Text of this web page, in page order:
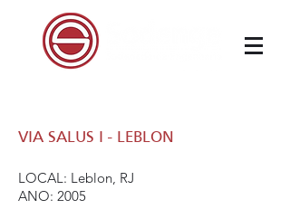
VIA SALUS I - LEBLON
LOCAL: Leblon, RJ
ANO: 2005